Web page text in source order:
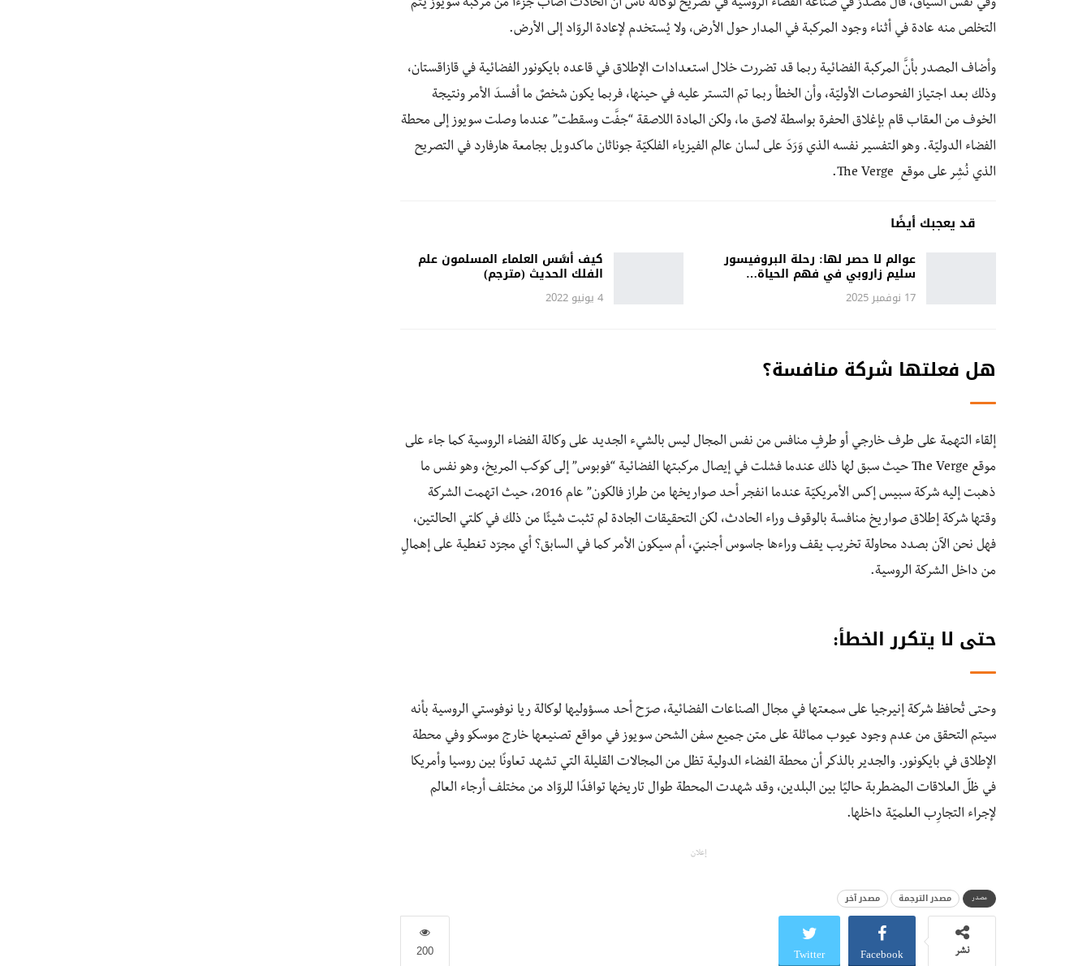
وفي نفس السياق، قال مصدرٌ في صناعة الفضاء الروسية في تصريح لوكالة تاس أن الحادث أصاب جزءًا من مركبة سويوز يتم
التخلص منه عادة في أثناء وجود المركبة في المدار حول الأرض، ولا يُستخدم لإعادة الروّاد إلى الأرض.
وأضاف المصدر بأنَّ المركبة الفضائية ربما قد تضررت خلال استعدادات الإطلاق في قاعده بايكونور الفضائية في قازاقستان،
وذلك بعد اجتياز الفحوصات الأوليّة، وأن الخطأ ربما تم التستر عليه في حينها، فربما يكون شخصٌ ما أفسدَ الأمر ونتيجة
الخوف من العقاب قام بإغلاق الحفرة بواسطة لاصق ما، ولكن المادة اللاصقة “جفَّت وسقطت” عندما وصلت سويوز إلى محطة
الفضاء الدوليّة. وهو التفسير نفسه الذي وَرَدَ على لسان عالم الفيزياء الفلكيّة جوناثان ماكدويل بجامعة هارفارد في التصريح
الذي نُشِر على موقع The Verge.
قد يعجبك أيضًا
عوالم لا حصر لها: رحلة البروفيسور
سليم زاروبي في فهم الحياة…
17 نوفمبر 2025
كيف أسَّس العلماء المسلمون علم
الفلك الحديث (مترجم)
4 يونيو 2022
هل فعلتها شركة منافسة؟
إلقاء التهمة على طرف خارجي أو طرفٍ منافس من نفس المجال ليس بالشيء الجديد على وكالة الفضاء الروسية كما جاء على
موقع The Verge حيث سبق لها ذلك عندما فشلت في إيصال مركبتها الفضائية “فوبوس” إلى كوكب المريخ، وهو نفس ما
ذهبت إليه شركة سبيس إكس الأمريكيّة عندما انفجر أحد صواريخها من طراز فالكون” عام 2016، حيث اتهمت الشركة
وقتها شركة إطلاق صواريخ منافسة بالوقوف وراء الحادث، لكن التحقيقات الجادة لم تثبت شيئًا من ذلك في كلتي الحالتين،
فهل نحن الآن بصدد محاولة تخريب يقف وراءها جاسوس أجنبيّ، أم سيكون الأمر كما في السابق؟ أي مجرّد تغطية على إهمالٍ
من داخل الشركة الروسية.
حتى لا يتكرر الخطأ:
وحتى تُحافظ شركة إنيرجيا على سمعتها في مجال الصناعات الفضائية، صرّح أحد مسؤوليها لوكالة ريا نوفوستي الروسية بأنه
سيتم التحقق من عدم وجود عيوب مماثلة على متن جميع سفن الشحن سويوز في مواقع تصنيعها خارج موسكو وفي محطة
الإطلاق في بايكونور. والجدير بالذكر أن محطة الفضاء الدولية تظل من المجالات القليلة التي تشهد تعاونًا بين روسيا وأمريكا
في ظلّ العلاقات المضطربة حاليًا بين البلدين، وقد شهدت المحطة طوال تاريخها توافدًا للروّاد من مختلف أرجاء العالم
لإجراء التجارِب العلميّة داخلها.
إعلان
مصدر مصدر الترجمة مصدر آخر
200 نشر Facebook
Twitter